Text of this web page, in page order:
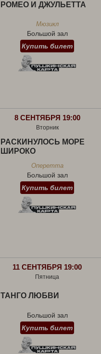
РОМЕО И ДЖУЛЬЕТТА
Мюзикл
Большой зал
Купить билет
8 СЕНТЯБРЯ 19:00
Вторник
РАСКИНУЛОСЬ МОРЕ
ШИРОКО
Оперетта
Большой зал
Купить билет
11 СЕНТЯБРЯ 19:00
Пятница
ТАНГО ЛЮБВИ
Большой зал
Купить билет